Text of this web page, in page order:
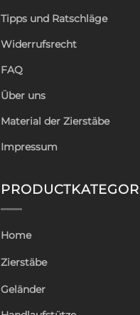
Tipps und Ratschläge
Widerrufsrecht
FAQ
Über uns
Material der Zierstäbe
Impressum
Home
Zierstäbe
Geländer